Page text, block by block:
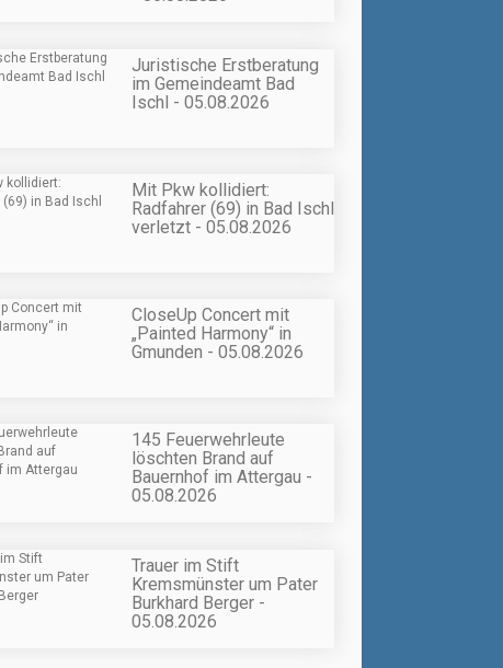
Juristische Erstberatung
im Gemeindeamt Bad
Ischl - 05.08.2026
Mit Pkw kollidiert:
Radfahrer (69) in Bad Ischl
verletzt - 05.08.2026
CloseUp Concert mit
„Painted Harmony“ in
Gmunden - 05.08.2026
145 Feuerwehrleute
löschten Brand auf
Bauernhof im Attergau -
05.08.2026
Trauer im Stift
Kremsmünster um Pater
Burkhard Berger -
05.08.2026